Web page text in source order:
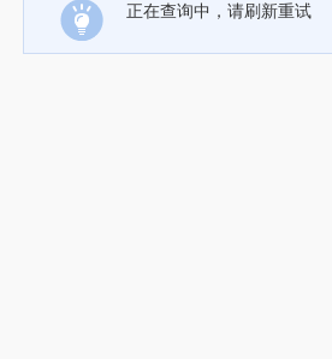
正在查询中，请刷新重试